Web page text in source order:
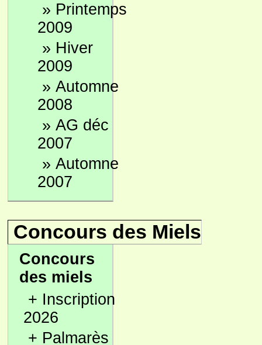
» Printemps
2009
» Hiver
2009
» Automne
2008
» AG déc
2007
» Automne
2007
Concours des Miels
Concours
des miels
+ Inscription
2026
+ Palmarès